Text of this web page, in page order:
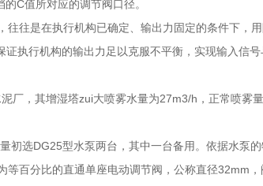
C值所对应的调节阀口径。
往是在执行机构已确定、输出力固定的条件下，
证执行机构的输出力足以克服不平衡，实现输入信
厂，其增湿塔zui大喷雾水量为27m3/h，正常喷雾
初选DG25型水泵两台，其中一台备用。依据水泵
百分比的直通单座电动调节阀，公称直径32mm，